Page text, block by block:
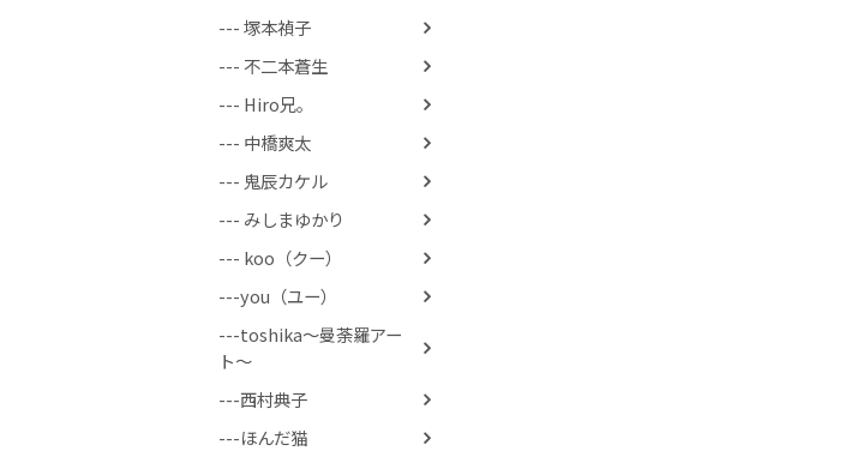
--- 塚本禎子
--- 不二本蒼生
--- Hiro兄。
--- 中橋爽太
--- 鬼辰カケル
--- みしまゆかり
--- koo（クー）
---you（ユー）
---toshika〜曼荼羅アー
ト〜
---西村典子
---ほんだ猫